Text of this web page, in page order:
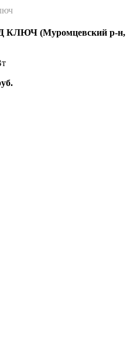
(Муромцевский р-н,